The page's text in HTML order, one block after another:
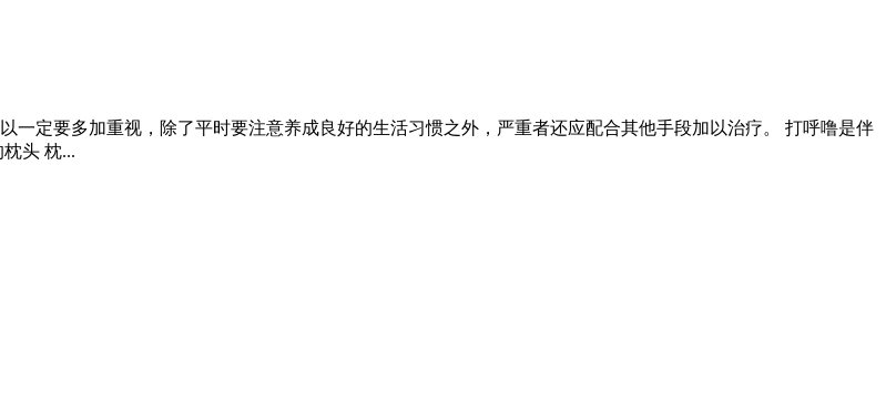
定要多加重视，除了平时要注意养成良好的生活习惯之外，严重者还应配合其他手段加以治疗。 打呼噜是伴
头 枕...